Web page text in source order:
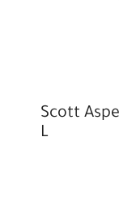
Scott
L